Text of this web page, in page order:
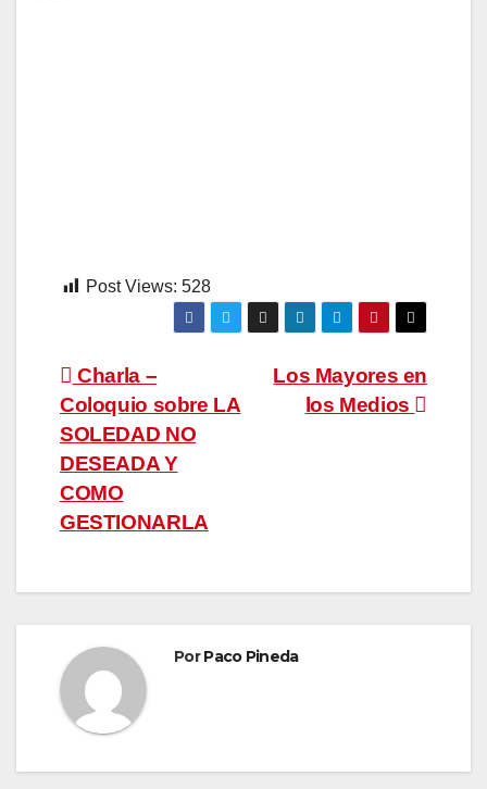
Post Views: 528
Navegación
de
entradas
Los Mayores en
los Medios
Charla –
Coloquio sobre LA
SOLEDAD NO
DESEADA Y
COMO
GESTIONARLA
PorPaco Pineda